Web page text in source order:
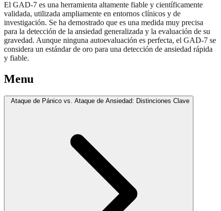
El GAD-7 es una herramienta altamente fiable y científicamente
validada, utilizada ampliamente en entornos clínicos y de
investigación. Se ha demostrado que es una medida muy precisa
para la detección de la ansiedad generalizada y la evaluación de su
gravedad. Aunque ninguna autoevaluación es perfecta, el GAD-7 se
considera un estándar de oro para una detección de ansiedad rápida
y fiable.
Menu
Ataque de Pánico vs. Ataque de Ansiedad: Distinciones Clave